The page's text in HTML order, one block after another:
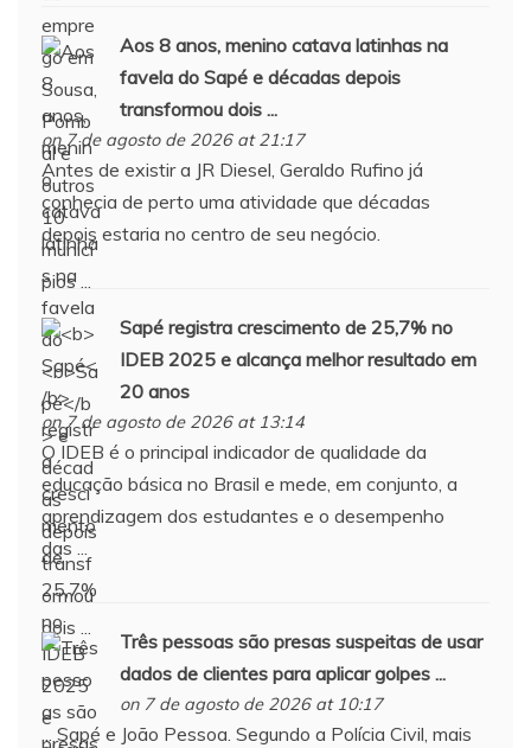
Aos 8 anos, menino catava latinhas na
favela do Sapée décadas depois
transformou dois ...
on 7 de agosto de 2026 at 21:17
Antes de existir a JR Diesel, Geraldo Rufino já
conhecia de perto uma atividade que décadas
depois estaria no centro de seu negócio.
Sapéregistra crescimento de 25,7% no
IDEB 2025 e alcança melhor resultado em
20 anos
on 7 de agosto de 2026 at 13:14
O IDEB é o principal indicador de qualidade da
educação básica no Brasil e mede, em conjunto, a
aprendizagem dos estudantes e o desempenho
das ...
Três pessoas são presas suspeitas de usar
dados de clientes para aplicar golpes ...
on 7 de agosto de 2026 at 10:17
... Sapé e João Pessoa. Segundo a Polícia Civil, mais